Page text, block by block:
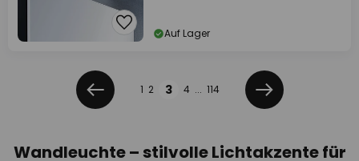
Auf Lager
Zurück
Seite
1 2 3 4 ... 114
Weiter
Wandleuchte – stilvolle Lichtakzente für